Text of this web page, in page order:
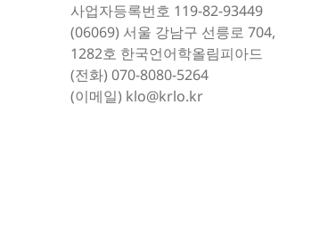
사업자등록번호 119-82-93449
(06069) 서울 강남구 선릉로 704,
1282호 한국언어학올림피아드
(전화) 070-8080-5264
(이메일) klo@krlo.kr